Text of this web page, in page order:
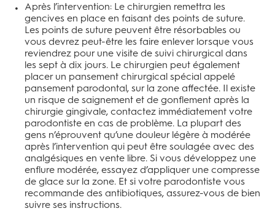
Après l’intervention: Le chirurgien remettra les
gencives en place en faisant des points de suture.
Les points de suture peuvent être résorbables ou
vous devrez peut-être les faire enlever lorsque vous
reviendrez pour une visite de suivi chirurgical dans
les sept à dix jours. Le chirurgien peut également
placer un pansement chirurgical spécial appelé
pansement parodontal, sur la zone affectée. Il existe
un risque de saignement et de gonflement après la
chirurgie gingivale, contactez immédiatement votre
parodontiste en cas de problème. La plupart des
gens n’éprouvent qu’une douleur légère à modérée
après l’intervention qui peut être soulagée avec des
analgésiques en vente libre. Si vous développez une
enflure modérée, essayez d’appliquer une compresse
de glace sur la zone. Et si votre parodontiste vous
recommande des antibiotiques, assurez-vous de bien
suivre ses instructions.